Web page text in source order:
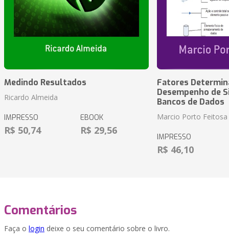
Medindo Resultados
Ricardo Almeida
IMPRESSO
R$ 50,74
EBOOK
R$ 29,56
Fatores
Desempenho de
Bancos de Dados
Marcio Porto Feitosa
IMPRESSO
R$ 46,10
Comentários
Faça o login deixe o seu comentário sobre o livro.